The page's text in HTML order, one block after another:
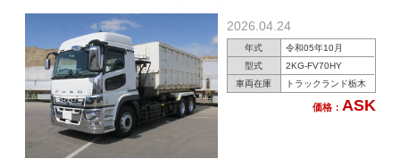
イルーフ ★楽のりパック施工済み！★
2026.04.24
年式
令和05年10月
型式
2KG-FV70HY
車両在庫
トラックランド栃木
価格： ASK